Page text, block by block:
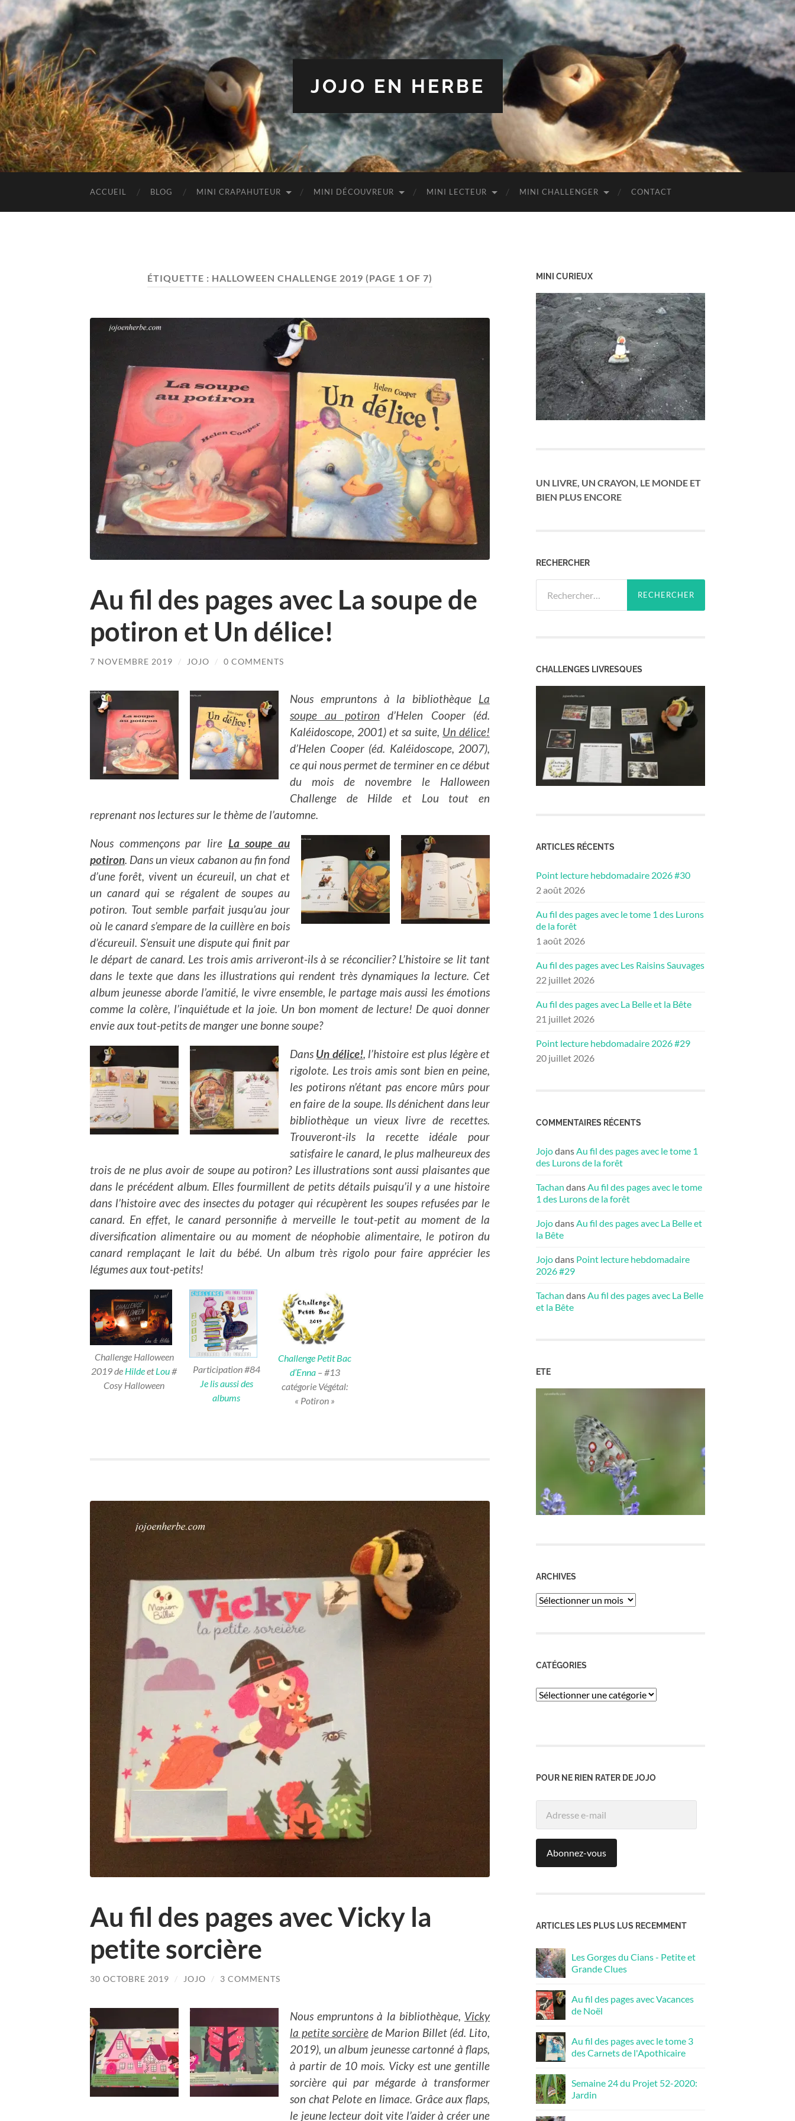
JOJO EN HERBE
ACCUEIL BLOG MINI CRAPAHUTEUR MINI DÉCOUVREUR MINI LECTEUR MINI CHALLENGER CONTACT
ÉTIQUETTE : HALLOWEEN CHALLENGE 2019 (PAGE 1 OF 7)
Au fil des pages avec La soupe de
potiron et Un délice!
7 NOVEMBRE 2019 / JOJO / 0 COMMENTS
Nous empruntons à la bibliothèque La
soupe au potiron d’Helen Cooper (éd.
Kaléidoscope, 2001) et sa suite, Un délice!
d’Helen Cooper (éd. Kaléidoscope, 2007),
ce qui nous permet de terminer en ce début
du mois de novembre le Halloween
Challenge de Hilde et Lou tout en
reprenant nos lectures sur le thème de l’automne.
Nous commençons par lire La soupe au
potiron. Dans un vieux cabanon au fin fond
d’une forêt, vivent un écureuil, un chat et
un canard qui se régalent de soupes au
potiron. Tout semble parfait jusqu’au jour
où le canard s’empare de la cuillère en bois
d’écureuil. S’ensuit une dispute qui finit par
le départ de canard. Les trois amis arriveront-ils à se réconcilier? L’histoire se lit tant
dans le texte que dans les illustrations qui rendent très dynamiques la lecture. Cet
album jeunesse aborde l’amitié, le vivre ensemble, le partage mais aussi les émotions
comme la colère, l’inquiétude et la joie. Un bon moment de lecture! De quoi donner
envie aux tout-petits de manger une bonne soupe?
Dans Un délice!, l’histoire est plus légère et
rigolote. Les trois amis sont bien en peine,
les potirons n’étant pas encore mûrs pour
en faire de la soupe. Ils dénichent dans leur
bibliothèque un vieux livre de recettes.
Trouveront-ils la recette idéale pour
satisfaire le canard, le plus malheureux des
trois de ne plus avoir de soupe au potiron? Les illustrations sont aussi plaisantes que
dans le précédent album. Elles fourmillent de petits détails puisqu’il y a une histoire
dans l’histoire avec des insectes du potager qui récupèrent les soupes refusées par le
canard. En effet, le canard personnifie à merveille le tout-petit au moment de la
diversification alimentaire ou au moment de néophobie alimentaire, le potiron du
canard remplaçant le lait du bébé. Un album très rigolo pour faire apprécier les
légumes aux tout-petits!
Challenge Halloween
2019 de HildeetLou#
Cosy Halloween
Participation #84
Je lis aussi des
albums
Challenge Petit Bac
d’Enna– #13
catégorie Végétal:
« Potiron »
Au fil des pages avec Vicky la
petite sorcière
30 OCTOBRE 2019 / JOJO / 3 COMMENTS
Nous empruntons à la bibliothèque, Vicky
la petite sorcière de Marion Billet (éd. Lito,
2019), un album jeunesse cartonné à flaps,
à partir de 10 mois. Vicky est une gentille
sorcière qui par mégarde à transformer
son chat Pelote en limace. Grâce aux flaps,
le jeune lecteur doit vite l’aider à créer une
MINI CURIEUX
UN LIVRE, UN CRAYON, LE MONDE ET
BIEN PLUS ENCORE
RECHERCHER
CHALLENGES LIVRESQUES
ARTICLES RÉCENTS
Point lecture hebdomadaire 2026 #30
2 août 2026
Au fil des pages avec le tome 1 des Lurons
de la forêt
1 août 2026
Au fil des pages avec Les Raisins Sauvages
22 juillet 2026
Au fil des pages avec La Belle et la Bête
21 juillet 2026
Point lecture hebdomadaire 2026 #29
20 juillet 2026
COMMENTAIRES RÉCENTS
JojodansAu fil des pages avec le tome 1
des Lurons de la forêt
Tachan dansAu fil des pages avec le tome
1 des Lurons de la forêt
JojodansAu fil des pages avec La Belle et
la Bête
Jojodans Point lecture hebdomadaire
2026 #29
Tachan dansAu fil des pages avec La Belle
et la Bête
ETE
ARCHIVES
ARCHIVES
CATÉGORIES
Catégories
POUR NE RIEN RATER DE JOJO
Abonnez-vous
ARTICLES LES PLUS LUS RECEMMENT
Les Gorges du Cians - Petite et
Grande Clues
Au fil des pages avec Vacances
de Noël
Au fil des pages avec le tome 3
des Carnets de l'Apothicaire
Semaine 24 du Projet 52-2020:
Jardin